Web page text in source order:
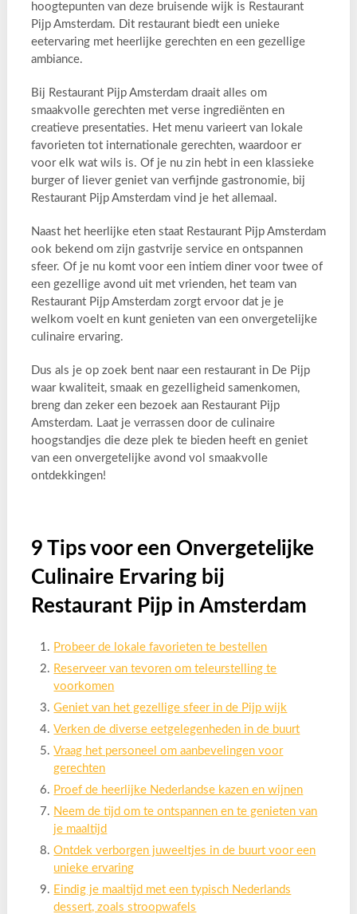
hoogtepunten van deze bruisende wijk is Restaurant
Pijp Amsterdam. Dit restaurant biedt een unieke
eetervaring met heerlijke gerechten en een gezellige
ambiance.
Bij Restaurant Pijp Amsterdam draait alles om
smaakvolle gerechten met verse ingrediënten en
creatieve presentaties. Het menu varieert van lokale
favorieten tot internationale gerechten, waardoor er
voor elk wat wils is. Of je nu zin hebt in een klassieke
burger of liever geniet van verfijnde gastronomie, bij
Restaurant Pijp Amsterdam vind je het allemaal.
Naast het heerlijke eten staat Restaurant Pijp Amsterdam
ook bekend om zijn gastvrije service en ontspannen
sfeer. Of je nu komt voor een intiem diner voor twee of
een gezellige avond uit met vrienden, het team van
Restaurant Pijp Amsterdam zorgt ervoor dat je je
welkom voelt en kunt genieten van een onvergetelijke
culinaire ervaring.
Dus als je op zoek bent naar een restaurant in De Pijp
waar kwaliteit, smaak en gezelligheid samenkomen,
breng dan zeker een bezoek aan Restaurant Pijp
Amsterdam. Laat je verrassen door de culinaire
hoogstandjes die deze plek te bieden heeft en geniet
van een onvergetelijke avond vol smaakvolle
ontdekkingen!
9 Tips voor een Onvergetelijke
Culinaire Ervaring bij
Restaurant Pijp in Amsterdam
Probeer de lokale favorieten te bestellen
Reserveer van tevoren om teleurstelling te
voorkomen
Geniet van het gezellige sfeer in de Pijp wijk
Verken de diverse eetgelegenheden in de buurt
Vraag het personeel om aanbevelingen voor
gerechten
Proef de heerlijke Nederlandse kazen en wijnen
Neem de tijd om te ontspannen en te genieten van
je maaltijd
Ontdek verborgen juweeltjes in de buurt voor een
unieke ervaring
Eindig je maaltijd met een typisch Nederlands
dessert, zoals stroopwafels